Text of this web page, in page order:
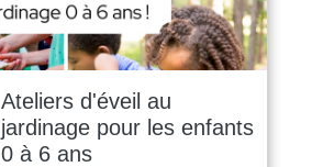
Ateliers d'éveil au
jardinage pour les enfants
0 à 6 ans